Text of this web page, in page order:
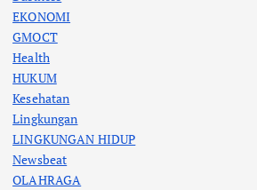
EKONOMI
GMOCT
Health
HUKUM
Kesehatan
Lingkungan
LINGKUNGAN HIDUP
Newsbeat
OLAHRAGA